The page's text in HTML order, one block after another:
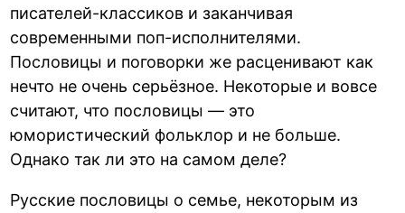
писателей-классиков и заканчивая
современными поп-исполнителями.
Пословицы и поговорки же расценивают как
нечто не очень серьёзное. Некоторые и вовсе
считают, что пословицы — это
юмористический фольклор и не больше.
Однако так ли это на самом деле?
Русские пословицы о семье, некоторым из